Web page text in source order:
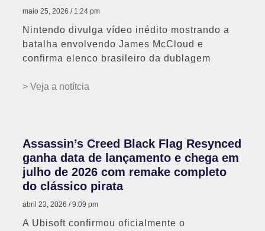
maio 25, 2026 1:24 pm
Nintendo divulga vídeo inédito mostrando a
batalha envolvendo James McCloud e
confirma elenco brasileiro da dublagem
> Veja a notítcia
Assassin’s Creed Black Flag Resynced
ganha data de lançamento e chega em
julho de 2026 com remake completo
do clássico pirata
abril 23, 2026 9:09 pm
A Ubisoft confirmou oficialmente o